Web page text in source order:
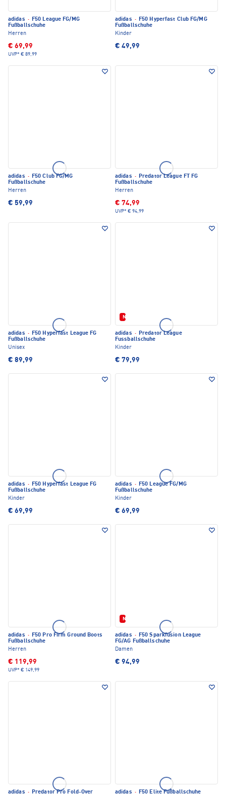
adidas · F50 League FG/MG
Fußballschuhe
Herren
€ 69,99
UVP* € 89,99
adidas · F50 Hyperfast Club FG/MG
Fußballschuhe
Kinder
€ 49,99
adidas · F50 Club FG/MG
Fußballschuhe
Herren
€ 59,99
adidas · Predator League FT FG
Fußballschuhe
Herren
€ 74,99
UVP* € 94,99
adidas · F50 Hyperfast League FG
Fußballschuhe
Unisex
€ 89,99
Neu
adidas · Predator League
Fussballschuhe
Kinder
€ 79,99
adidas · F50 Hyperfast League FG
Fußballschuhe
Kinder
€ 69,99
adidas · F50 League FG/MG
Fußballschuhe
Kinder
€ 69,99
adidas · F50 Pro Firm Ground Boots
Fußballschuhe
Herren
€ 119,99
UVP* € 149,99
Neu
adidas · F50 Sparkfusion League
FG/AG Fußballschuhe
Damen
€ 94,99
adidas · Predator Pro Fold-Over adidas · F50 Elite Fußballschuhe